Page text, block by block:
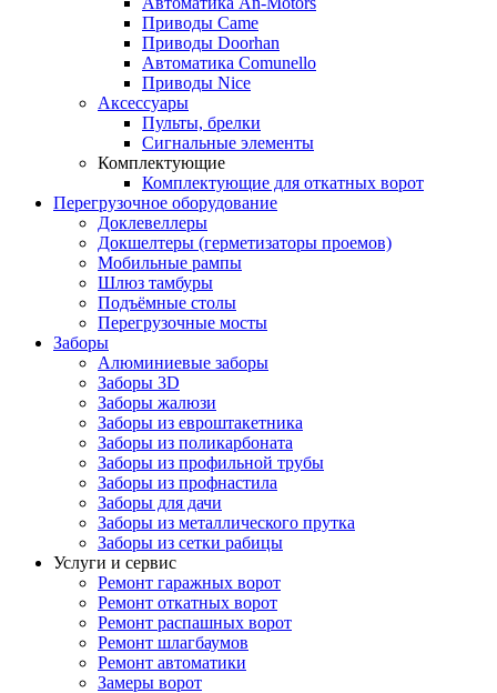
Приводы Came
Приводы Doorhan
Автоматика Comunello
Приводы Nice
Аксессуары
Пульты, брелки
Сигнальные элементы
Комплектующие
Комплектующие для откатных ворот
Перегрузочное оборудование
Доклевеллеры
Докшелтеры (герметизаторы проемов)
Мобильные рампы
Шлюз тамбуры
Подъёмные столы
Перегрузочные мосты
Заборы
Алюминиевые заборы
Заборы 3D
Заборы жалюзи
Заборы из евроштакетника
Заборы из поликарбоната
Заборы из профильной трубы
Заборы из профнастила
Заборы для дачи
Заборы из металлического прутка
Заборы из сетки рабицы
Услуги и сервис
Ремонт гаражных ворот
Ремонт откатных ворот
Ремонт распашных ворот
Ремонт шлагбаумов
Ремонт автоматики
Замеры ворот